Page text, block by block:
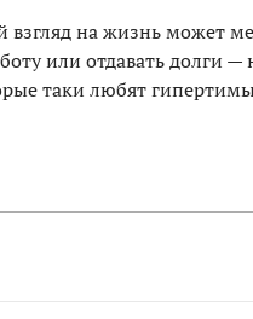
на жизнь может
или отдавать долги
таки любят